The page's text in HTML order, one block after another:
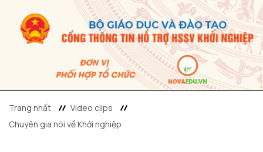
Trang nhất
Video clips
Chuyên gia nói về Khởi nghiệp